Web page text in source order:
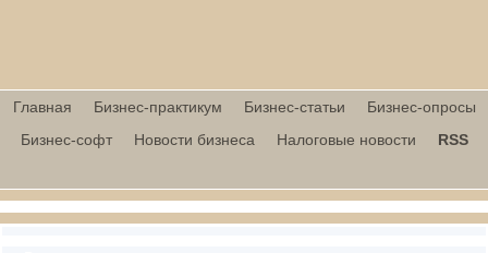
Главная Бизнес-практикум Бизнес-статьи
Бизнес-опросы
Бизнес-софт
Новости бизнеса Налоговые новости RSS